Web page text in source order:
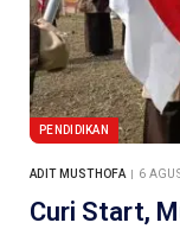
PENDIDIKAN
ADIT MUSTHOFA 6
Curi Start,